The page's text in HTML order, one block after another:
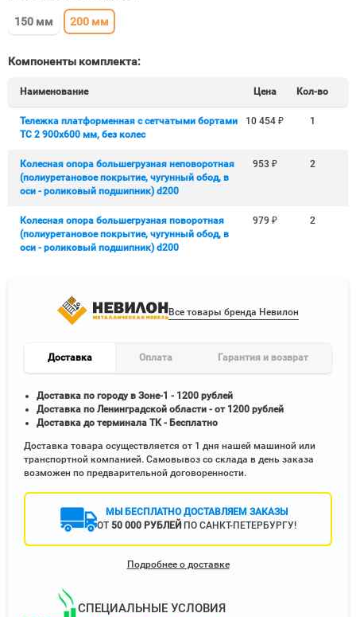
150 мм 200 мм
Компоненты комплекта:
Наименование Цена Кол-во
Тележка платформенная с сетчатыми бортами
ТС 2 900x600 мм, без колес
10 454₽ 1
Колесная опора большегрузная неповоротная
(полиуретановое покрытие, чугунный обод, в
оси - роликовый подшипник) d200
953 ₽ 2
Колесная опора большегрузная поворотная
(полиуретановое покрытие, чугунный обод, в
оси - роликовый подшипник) d200
979 ₽ 2
Все товары бренда Невилон
Доставка Оплата Гарантия и возврат
Доставка по городу в Зоне-1 - 1200 рублей
Доставка по Ленинградской области - от 1200 рублей
Доставка до терминала ТК - Бесплатно
Доставка товара осуществляется от 1 дня нашей машиной или
транспортной компанией. Самовывоз со склада в день заказа
возможен по предварительной договоренности.
МЫ БЕСПЛАТНО ДОСТАВЛЯЕМ ЗАКАЗЫ
ОТ 50 000 РУБЛЕЙ ПО САНКТ-ПЕТЕРБУРГУ!
Подробнее о доставке
СПЕЦИАЛЬНЫЕ УСЛОВИЯ